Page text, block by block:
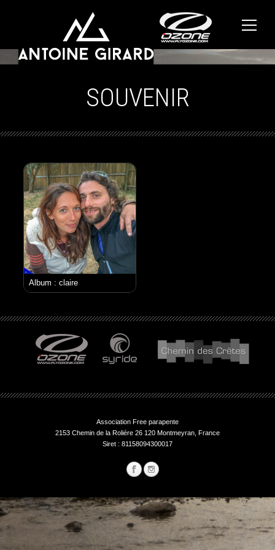
SOUVENIR
Album : claire
Association Free parapente
2153 Chemin de la Roliére 26 120 Montmeyran, France
Siret : 81158094300017